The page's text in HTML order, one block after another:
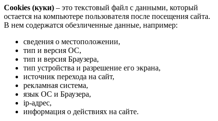
Cookies (куки) – это текстовый файл с данными, который
остается на компьютере пользователя после посещения сайта.
В нем содержатся обезличенные данные, например:
сведения о местоположении,
тип и версия ОС,
тип и версия Браузера,
тип устройства и разрешение его экрана,
источник перехода на сайт,
рекламная система,
язык ОС и Браузера,
ip-адрес,
информация о действиях на сайте.